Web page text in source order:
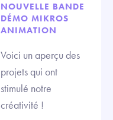
NOUVELLE BANDE
DÉMO MIKROS
ANIMATION
Voici un aperçu des
projets qui ont
stimulé notre
créativité !